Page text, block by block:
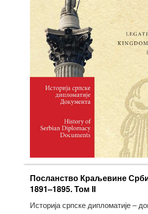
Посланство Краљевине
1891–1895. Том II
Историја српске дипломатије –